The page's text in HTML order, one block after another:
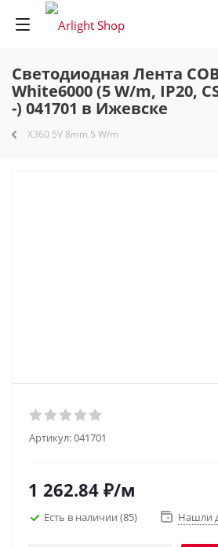
Светодиодная Лента
White6000 (5 W/m, IP20,
-) 041701 в Ижевске
X360 5V 8mm 5 W/m
Артикул:041701
1 262.84 ₽/м
Есть в наличии (85) Нашли